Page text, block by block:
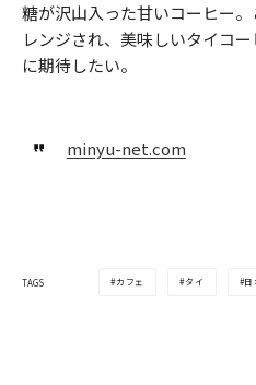
糖が沢山入った甘いコーヒー
レンジされ、美味しいタイコ
に期待したい。
minyu-net.com
TAGS カフェ タイ 日